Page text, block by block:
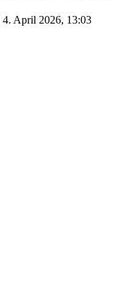
4. April 2026, 13:03